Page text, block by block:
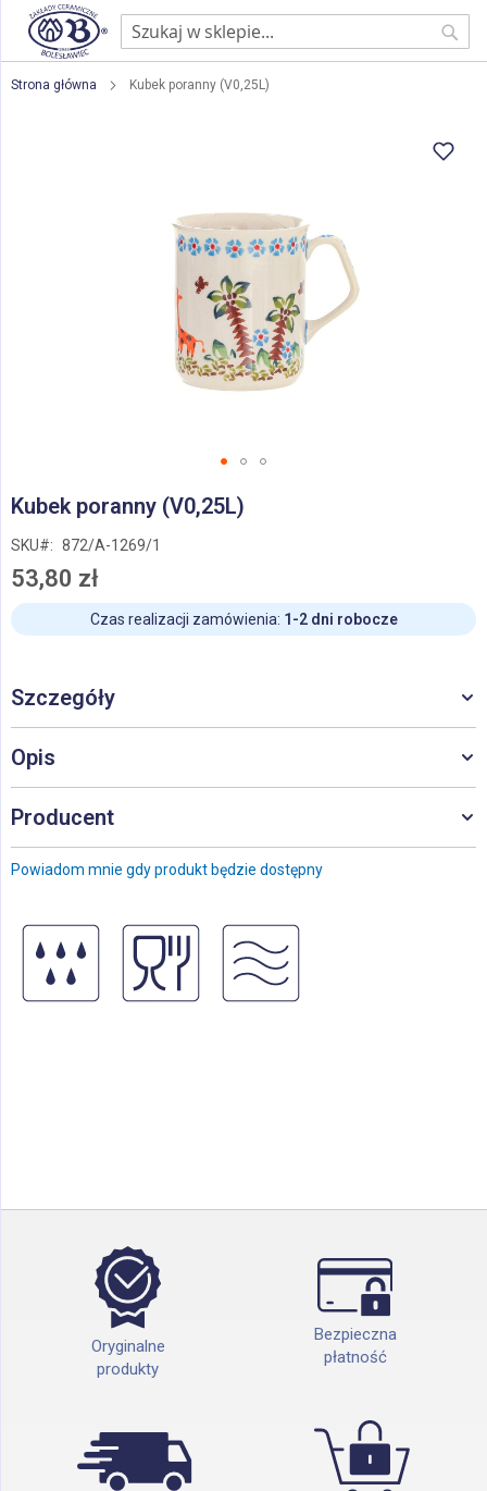
Strona główna Kubek poranny (V0,25L)
na
galerii
Kubek poranny (V0,25L)
SKU 872/A-1269/1
53,80 zł
Powiadom mnie gdy produkt będzie dostępny
Czas realizacji zamówienia: 1-2 dni robocze
Szczegóły
Opis
Producent
Oryginalne
produkty
Bezpieczna
płatność